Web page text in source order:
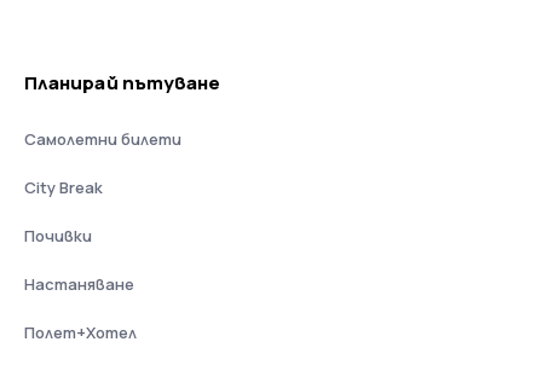
Планирай пътуване
Самолетни билети
City Break
Почивки
Настаняване
Полет+Хотел